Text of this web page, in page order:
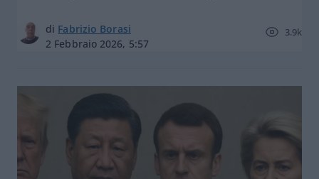
di Fabrizio Borasi
2 Febbraio 2026, 5:57
3.9k